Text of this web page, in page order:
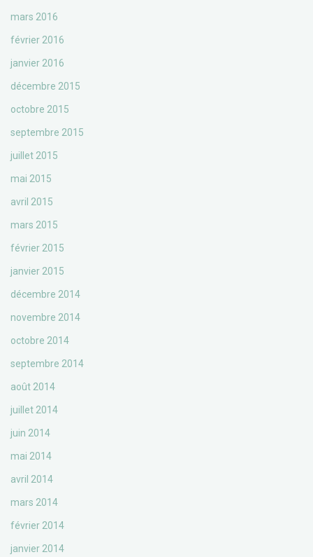
mars 2016
février 2016
janvier 2016
décembre 2015
octobre 2015
septembre 2015
juillet 2015
mai 2015
avril 2015
mars 2015
février 2015
janvier 2015
décembre 2014
novembre 2014
octobre 2014
septembre 2014
août 2014
juillet 2014
juin 2014
mai 2014
avril 2014
mars 2014
février 2014
janvier 2014